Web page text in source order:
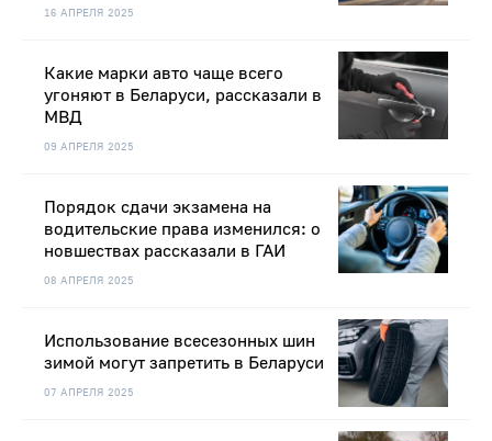
16 АПРЕЛЯ 2025
09 АПРЕЛЯ 2025
Какие марки авто чаще всего
угоняют в Беларуси, рассказали в
МВД
08 АПРЕЛЯ 2025
Порядок сдачи экзамена на
водительские права изменился: о
новшествах рассказали в ГАИ
07 АПРЕЛЯ 2025
Использование всесезонных шин
зимой могут запретить в Беларуси